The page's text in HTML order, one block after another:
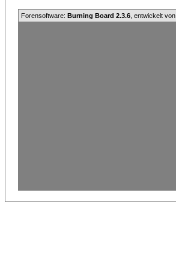
Forensoftware: Burning Board 2.3.6 , entwickelt von